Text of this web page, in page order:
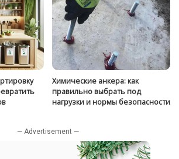
Химические анкера: как
правильно выбрать под
нагрузки и нормы безопасности
— Advertisement —